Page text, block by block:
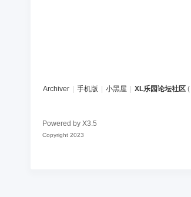
Archiver 手机版 小黑屋 XL乐园论坛社区 (
Powered by X3.5
Copyright 2023